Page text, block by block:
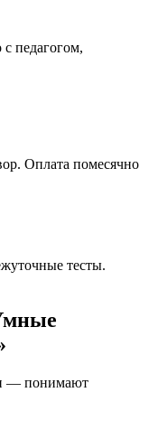
с педагогом,
Оплата помесячно
тесты.
— понимают